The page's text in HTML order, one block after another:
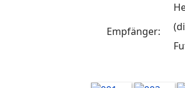
Empfänger: